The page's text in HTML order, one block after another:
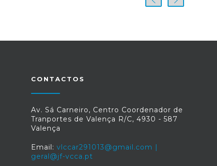
CONTACTOS
Av. Sá Carneiro, Centro Coordenador de
Tranportes de Valença R/C, 4930 - 587
Valença
Email: vlccar291013@gmail.com |
geral@jf-vcca.pt